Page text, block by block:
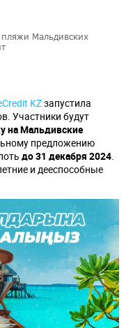
пляжи Мальдивских
KZзапустила
Участники будут
на Мальдивские
предложению
до 31 декабря 2024.
и дееспособные